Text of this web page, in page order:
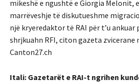
mikeshë e ngushtë e Giorgia Melonit,
marrëveshje të diskutueshme
një kryeredaktor të RAI për t’u ankuar
shrjkuahn RFI, citon gazeta zvicerane
Canton27.ch
Itali: Gazetarët e RAI-t ngrihen